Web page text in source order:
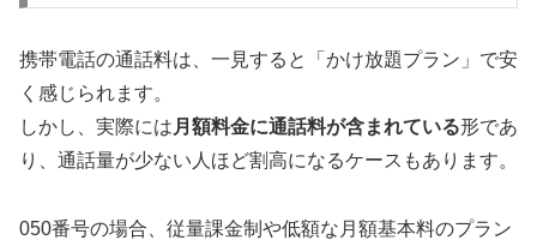
携帯電話の通話料は、一見すると「かけ放題プラン」で安
く感じられます。
しかし、実際には月額料金に通話料が含まれている形であ
り、通話量が少ない人ほど割高になるケースもあります。
050番号の場合、従量課金制や低額な月額基本料のプラン